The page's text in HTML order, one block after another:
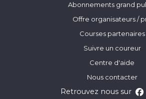
Abonnements grand
Offre organisateurs /
Courses partenaires
Suivre un coureur
Centre d'aide
Nous contacter
Retrouvez nous sur